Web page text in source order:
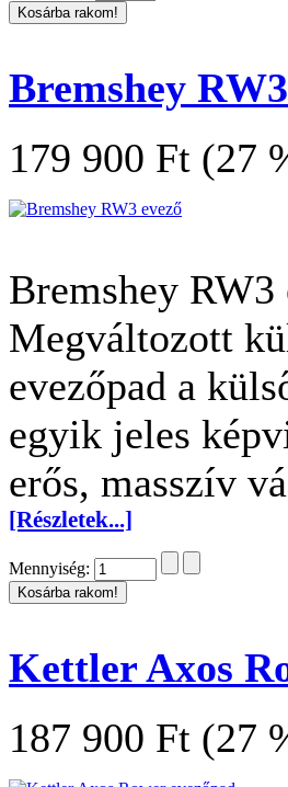
Bremshey
179 900 Ft (27
Bremshey RW3
Megváltozott
evezőpad a
egyik jeles
erős, masszív
[Részletek...]
Mennyiség:
Kettler Axos
187 900 Ft (27